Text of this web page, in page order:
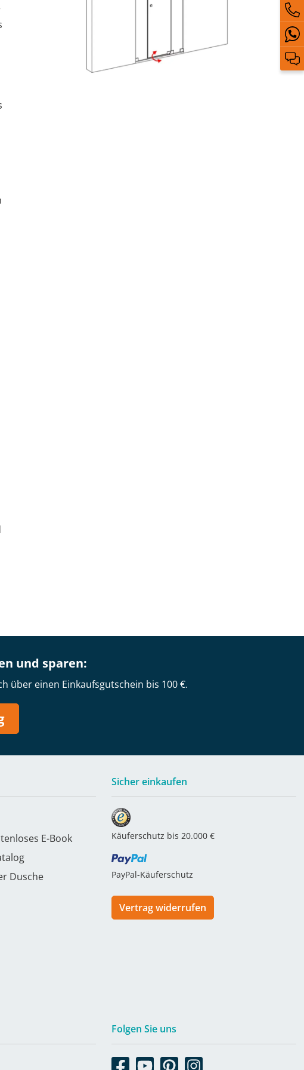
und sparen:
über einen Einkaufsgutschein bis 100 €.
E-Book
Dusche
Sicher einkaufen
Käuferschutz bis 20.000 €
PayPal-Käuferschutz
Vertrag widerrufen
Folgen Sie uns